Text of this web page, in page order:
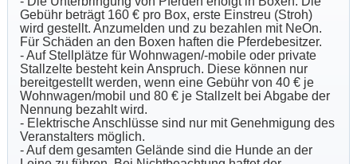
Gebühr beträgt 160 € pro Box, erste Einstreu (Stroh)
wird gestellt. Anzumelden und zu bezahlen mit NeOn.
Für Schäden an den Boxen haften die Pferdebesitzer.
- Auf Stellplätze für Wohnwagen/-mobile oder private
Stallzelte besteht kein Anspruch. Diese können nur
bereitgestellt werden, wenn eine Gebühr von 40 € je
Wohnwagen/mobil und 80 € je Stallzelt bei Abgabe der
Nennung bezahlt wird.
- Elektrische Anschlüsse sind nur mit Genehmigung des
Veranstalters möglich.
- Auf dem gesamten Gelände sind die Hunde an der